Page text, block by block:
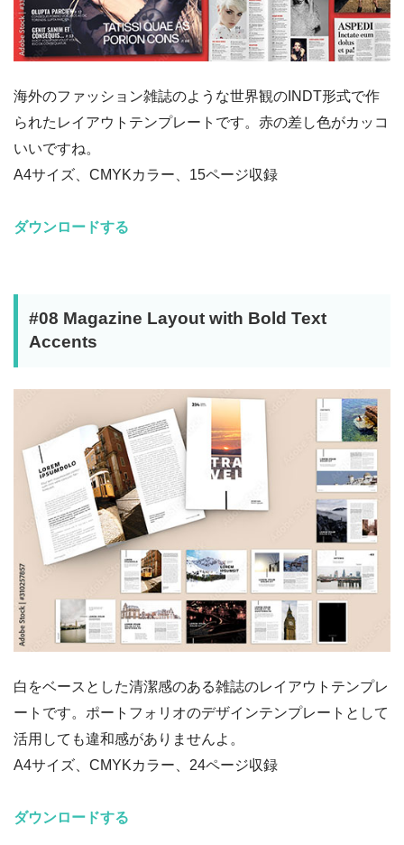
海外のファッション雑誌のような世界観のINDT形式で作
られたレイアウトテンプレートです。赤の差し色がカッコ
いいですね。
A4サイズ、CMYKカラー、15ページ収録
ダウンロードする
#08 Magazine Layout with Bold Text
Accents
白をベースとした清潔感のある雑誌のレイアウトテンプレ
ートです。ポートフォリオのデザインテンプレートとして
活用しても違和感がありませんよ。
A4サイズ、CMYKカラー、24ページ収録
ダウンロードする